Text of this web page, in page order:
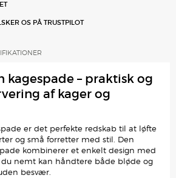
OS PÅ TRUSTPILOT
kagespade – praktisk og
af kager og
er det perfekte redskab til at løfte
og små forretter med stil. Den
kombinerer et enkelt design med
nemt kan håndtere både bløde og
besvær.